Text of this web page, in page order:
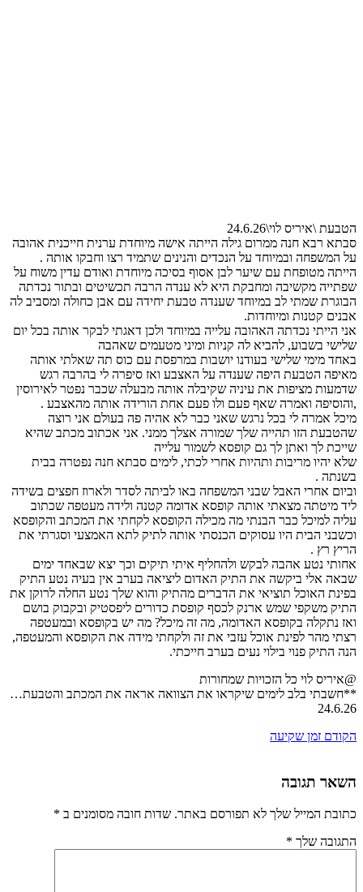
הטבעת \איריס לוי\24.6.26
סבתא רבא חנה ממרום גילה הייתה אישה מיוחדת ערנית חייכנית אהובה
על המשפחה ובמיוחד על הנכדים והנינים שתמיד רצו וחבקו אותה .
הייתה מטופחת עם שיער לבן אסוף בסיכה מיוחדת ואודם עדין משוח על
שפתייה מקשיבה ומחבקת היא לא ענדה הרבה תכשיטים ובתור נכדתה
הבוגרת שמתי לב במיוחד שענדה טבעת יחידה עם אבן כחולה ומסביב לה
אבנים קטנות ומיוחדות.
אני הייתי נכדתה האהובה עלייה במיוחד ולכן דאגתי לבקר אותה בכל יום
שלישי בשבוע, להביא לה קניות ומיני מטעמים שאהבה
באחד מימי שלישי בעודנו יושבות במרפסת עם כוס תה שאלתי אותה
מאיפה הטבעת היפה שענדה על האצבע ואז סיפרה לי בהרבה רגש
שדמעות מציפות את עיניה שקיבלה אותה מבעלה שכבר נפטר לאירוסין
,והוסיפה ואמרה שאף פעם ולו פעם אחת הורידה אותה מהאצבע .
מיכל אמרה לי בכל נרגש שאני כבר לא אהיה פה בעולם אני רוצה
שהטבעת הזו תהייה שלך שמורה אצלך ממני. אני אכתוב מכתב שהיא
שייכת לך ואתן לך גם קופסא לשמור עלייה
שלא יהיו מריבות ותהיות אחרי לכתי, לימים סבתא חנה נפטרה בבית
בשנתה .
וביום אחרי האבל שבני המשפחה באו לביתה לסדר ולארוז חפצים בשידה
ליד מיטתה מצאתי אותה קופסא אדומה קטנה ולידה מעטפה שכתוב
עליה למיכל כבר הבנתי מה מכילה הקופסא לקחתי את המכתב והקופסא
וכשבני הבית היו עסוקים הכנסתי אותה לתיק לתא האמצעי וסגרתי את
הריץ רץ .
אחותי נטע אהבה לבקש ולהחליף איתי תיקים וכך יצא שבאחד ימים
שבאה אלי ביקשה את התיק האדום ליציאה בערב אין בעיה נטע התיק
בפינת האוכל תוציאי את הדברים מהתיק והוא שלך נטע החלה לרוקן את
התיק משקפי שמש ארנק לכסף קופסת כדורים ליפסטיק ובקבוק בושם
ואז נתקלה בקופסא האדומה, מה זה מיכל? מה יש בקופסא ובמעטפה
רצתי מהר לפינת אוכל עזבי את זה ולקחתי מידה את הקופסא והמעטפה,
הנה התיק פנוי בילוי נעים בערב חייכתי.
@איריס לוי כל הזכויות שמחורות
**חשבתי בלב לימים שיקראו את הצוואה אראה את המכתב והטבעת…
24.6.26
הקודם זמן שקיעה
השאר תגובה
כתובת המייל שלך לא תפורסם באתר. שדות חובה מסומנים ב *
התגובה שלך *